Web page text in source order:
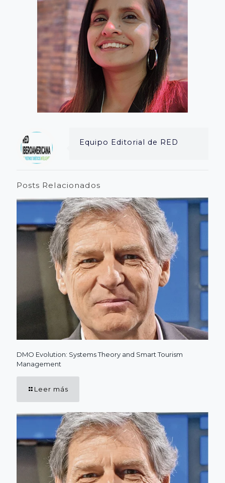
Equipo Editorial de RED
Posts Relacionados
DMO Evolution: Systems Theory and Smart Tourism
Management
Leer más